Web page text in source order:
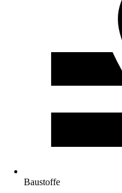
Baustoffe